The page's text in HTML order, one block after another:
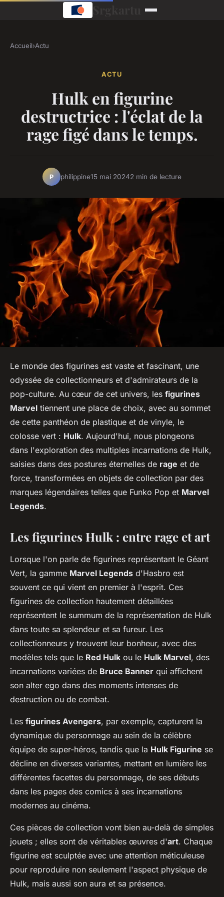
Accueil›Actu
ACTU
Hulk en figurine
destructrice : l'éclat de la
rage figé dans le temps.
P philippine15 mai 20242 min de lecture
Le monde des figurines est vaste et fascinant, une
odyssée de collectionneurs et d'admirateurs de la
pop-culture. Au cœur de cet univers, les figurines
Marvel tiennent une place de choix, avec au sommet
de cette panthéon de plastique et de vinyle, le
colosse vert : Hulk. Aujourd'hui, nous plongeons
dans l'exploration des multiples incarnations de Hulk,
saisies dans des postures éternelles de rage et de
force, transformées en objets de collection par des
marques légendaires telles que Funko Pop et Marvel
Legends.
Les figurines Hulk : entre rage et art
Lorsque l'on parle de figurines représentant le Géant
Vert, la gamme Marvel Legends d'Hasbro est
souvent ce qui vient en premier à l'esprit. Ces
figurines de collection hautement détaillées
représentent le summum de la représentation de Hulk
dans toute sa splendeur et sa fureur. Les
collectionneurs y trouvent leur bonheur, avec des
modèles tels que le Red Hulk ou le Hulk Marvel, des
incarnations variées de Bruce Banner qui affichent
son alter ego dans des moments intenses de
destruction ou de combat.
Les figurines Avengers, par exemple, capturent la
dynamique du personnage au sein de la célèbre
équipe de super-héros, tandis que la Hulk Figurine se
décline en diverses variantes, mettant en lumière les
différentes facettes du personnage, de ses débuts
dans les pages des comics à ses incarnations
modernes au cinéma.
Ces pièces de collection vont bien au-delà de simples
jouets ; elles sont de véritables œuvres d'art. Chaque
figurine est sculptée avec une attention méticuleuse
pour reproduire non seulement l'aspect physique de
Hulk, mais aussi son aura et sa présence.